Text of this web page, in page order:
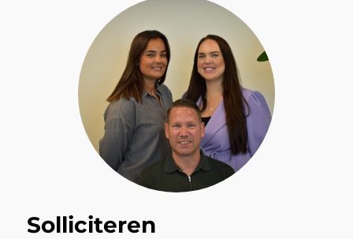
Solliciteren